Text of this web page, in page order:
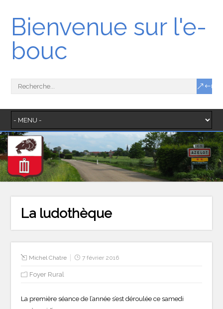
Bienvenue sur l'e-
bouc
La ludothèque
Michel Chatre 7 février 2016
Foyer Rural
La première séance de l’année s’est déroulée ce samedi